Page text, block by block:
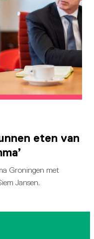
eten van
Groningen met
Jansen.